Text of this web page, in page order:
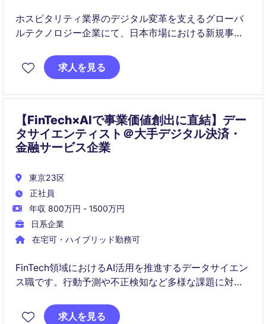
ホスピタリティ業界のデジタル変革を支えるグローバ
ルテクノロジー企業にて、日本市場における新規事業
ェーンや主要顧客との戦略的なパートナーシップを構
築しながら、市場拡大と事業成長を推進していただき
求人を見る
【FinTech×AIで事業価値創出に直結】デー
タサイエンティスト＠大手デジタル決済・
金融サービス企業
東京23区
正社員
年収 800万円 - 1500万円
日系企業
在宅可・ハイブリッド勤務可
FinTech領域におけるAI活用を推進するデータサイエン
ス職です。行動予測や不正検知など多様な課題に対
献します。求人を見る